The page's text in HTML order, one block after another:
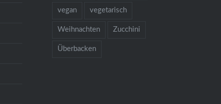
vegan vegetarisch
Weihnachten Zucchini
Überbacken